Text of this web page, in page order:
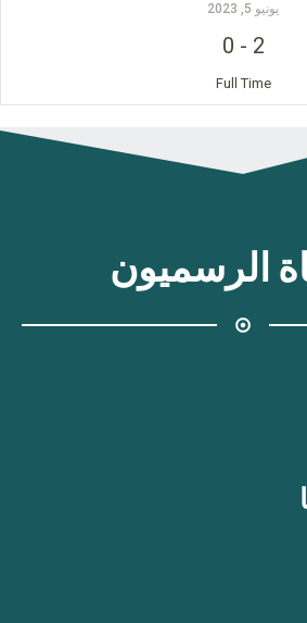
يونيو 5, 2023
2
-
0
Full Time
الرسميون